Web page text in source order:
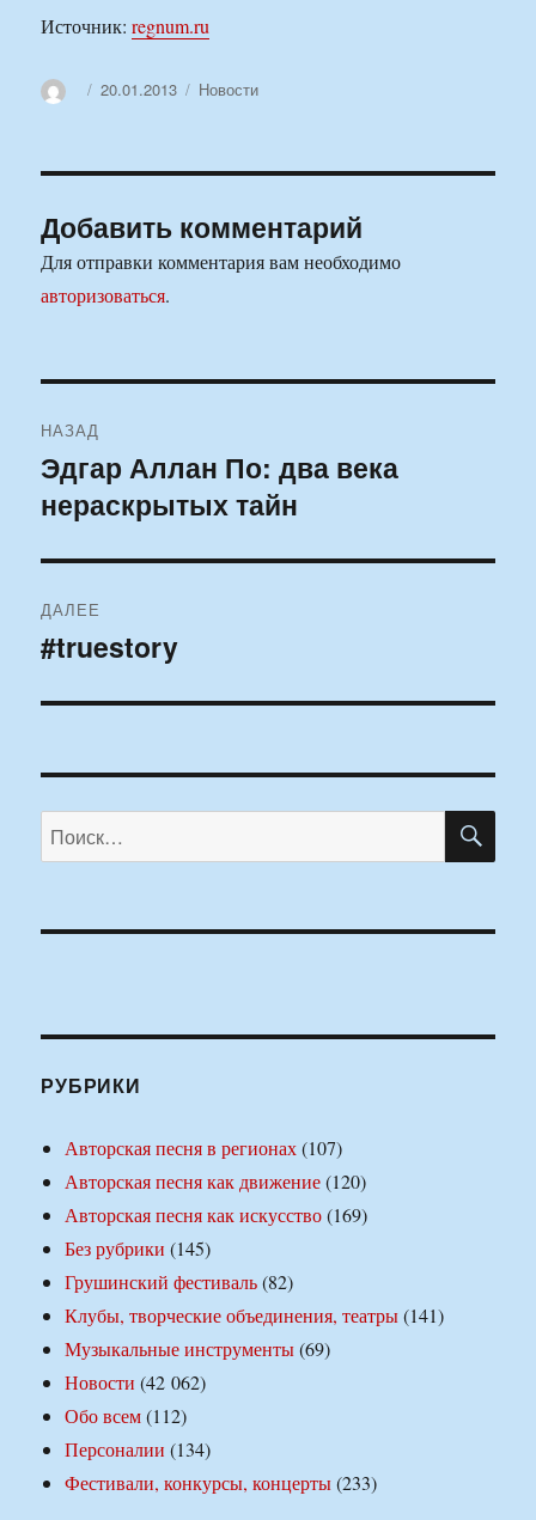
Источник:regnum.ru
АвторОпубликовано
20.01.2013 Рубрики
Новости
Добавить комментарий
Для отправки комментария вам необходимо
авторизоваться.
по
записям
НАЗАД
Предыдущая
запись:
Эдгар Аллан По: два века
нераскрытых тайн
ДАЛЕЕ
Следующая
#truestory
Искать:
РУБРИКИ
Авторская песня в регионах(107)
Авторская песня как движение(120)
Авторская песня как искусство(169)
Без рубрики (145)
Грушинский фестиваль(82)
Клубы, творческие объединения, театры(141)
Музыкальные инструменты(69)
Новости (42 062)
Обо всем(112)
Персоналии (134)
Фестивали, конкурсы, концерты(233)